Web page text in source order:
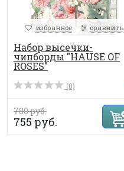
избранное сравнить
Набор высечки-
чипборды "HAUSE OF
ROSES"
(0)
780 руб.
755 руб.